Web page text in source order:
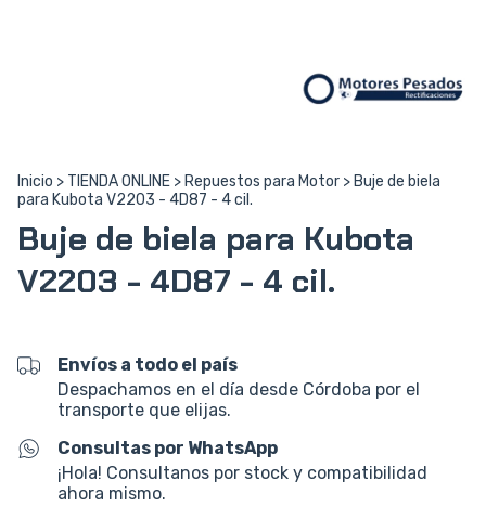
Inicio > TIENDA ONLINE > Repuestos para Motor > Buje de biela
para Kubota V2203 - 4D87 - 4 cil.
Buje de biela para Kubota
V2203 - 4D87 - 4 cil.
Envíos a todo el país
Despachamos en el día desde Córdoba por el
transporte que elijas.
Consultas por WhatsApp
¡Hola! Consultanos por stock y compatibilidad
ahora mismo.